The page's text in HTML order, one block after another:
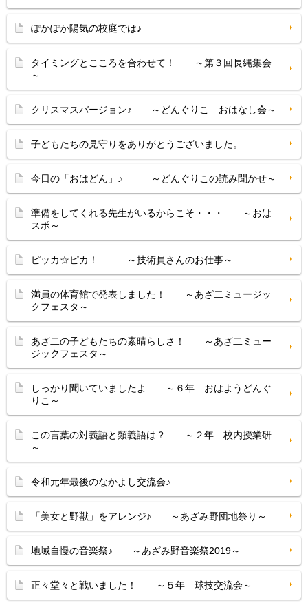
ぽかぽか陽気の校庭では♪
タイミングとこころを合わせて！ ～第３回長縄集会
～
クリスマスバージョン♪ ～どんぐりこ おはなし会～
子どもたちの見守りをありがとうございました。
今日の「おはどん」♪ ～どんぐりこの読み聞かせ～
準備をしてくれる先生がいるからこそ・・・ ～おは
スポ～
ピッカ☆ピカ！ ～技術員さんのお仕事～
満員の体育館で発表しました！ ～あざ二ミュージッ
クフェスタ～
あざ二の子どもたちの素晴らしさ！ ～あざ二ミュー
ジックフェスタ～
しっかり聞いていましたよ ～６年 おはようどんぐ
りこ～
この言葉の対義語と類義語は？ ～２年 校内授業研
～
令和元年最後のなかよし交流会♪
「美女と野獣」をアレンジ♪ ～あざみ野団地祭り～
地域自慢の音楽祭♪ ～あざみ野音楽祭2019～
正々堂々と戦いました！ ～５年 球技交流会～